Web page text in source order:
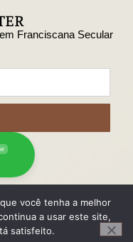
Franciscana Secular
Brasil
você tenha a melhor
a usar este site,
satisfeito.